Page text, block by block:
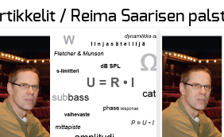
/ Reima Saarisen